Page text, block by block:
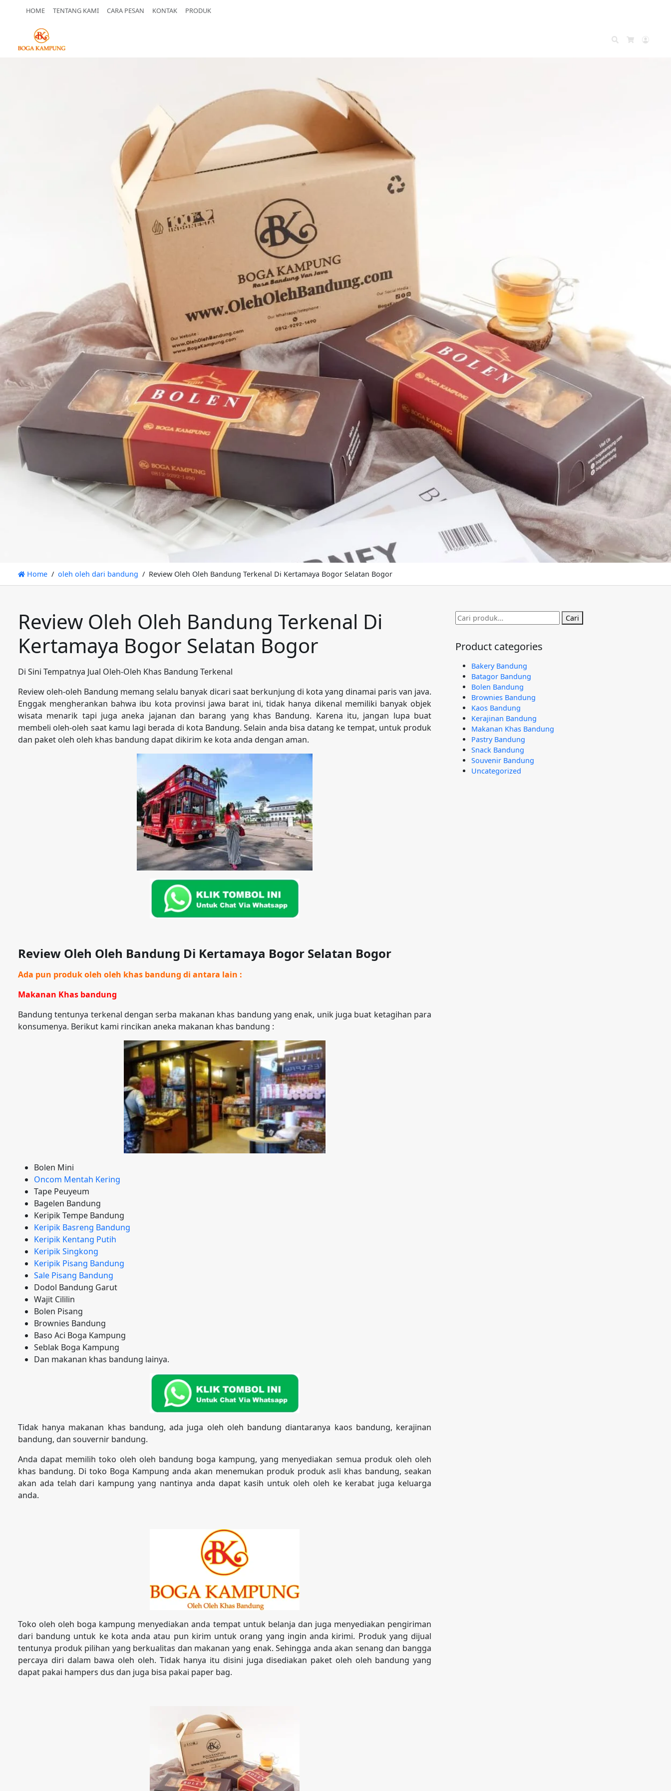
HOME TENTANG KAMI CARA PESAN KONTAK PRODUK
Search
Home oleh oleh dari bandung Review Oleh Oleh Bandung Terkenal Di Kertamaya Bogor Selatan Bogor
Review Oleh Oleh Bandung Terkenal Di
Kertamaya Bogor Selatan Bogor
Di Sini Tempatnya Jual Oleh-Oleh Khas Bandung Terkenal
Review oleh-oleh Bandung memang selalu banyak dicari saat berkunjung di kota yang dinamai paris van java.
Enggak mengherankan bahwa ibu kota provinsi jawa barat ini, tidak hanya dikenal memiliki banyak objek
wisata menarik tapi juga aneka jajanan dan barang yang khas Bandung. Karena itu, jangan lupa buat
membeli oleh-oleh saat kamu lagi berada di kota Bandung. Selain anda bisa datang ke tempat, untuk produk
dan paket oleh oleh khas bandung dapat dikirim ke kota anda dengan aman.
Review Oleh Oleh Bandung Di Kertamaya Bogor Selatan Bogor
Ada pun produk oleh oleh khas bandung di antara lain :
Makanan Khas bandung
Bandung tentunya terkenal dengan serba makanan khas bandung yang enak, unik juga buat ketagihan para
konsumenya. Berikut kami rincikan aneka makanan khas bandung :
Bolen Mini
Oncom Mentah Kering
Tape Peuyeum
Bagelen Bandung
Keripik Tempe Bandung
Keripik Basreng Bandung
Keripik Kentang Putih
Keripik Singkong
Keripik Pisang Bandung
Sale Pisang Bandung
Dodol Bandung Garut
Wajit Cililin
Bolen Pisang
Brownies Bandung
Baso Aci Boga Kampung
Seblak Boga Kampung
Dan makanan khas bandung lainya.
Tidak hanya makanan khas bandung, ada juga oleh oleh bandung diantaranya kaos bandung, kerajinan
bandung, dan souvernir bandung.
Anda dapat memilih toko oleh oleh bandung boga kampung, yang menyediakan semua produk oleh oleh
khas bandung. Di toko Boga Kampung anda akan menemukan produk produk asli khas bandung, seakan
akan ada telah dari kampung yang nantinya anda dapat kasih untuk oleh oleh ke kerabat juga keluarga
anda.
Toko oleh oleh boga kampung menyediakan anda tempat untuk belanja dan juga menyediakan pengiriman
dari bandung untuk ke kota anda atau pun kirim untuk orang yang ingin anda kirimi. Produk yang dijual
tentunya produk pilihan yang berkualitas dan makanan yang enak. Sehingga anda akan senang dan bangga
percaya diri dalam bawa oleh oleh. Tidak hanya itu disini juga disediakan paket oleh oleh bandung yang
dapat pakai hampers dus dan juga bisa pakai paper bag.
Pencarian
untuk:
Cari
Product categories
Bakery Bandung
Batagor Bandung
Bolen Bandung
Brownies Bandung
Kaos Bandung
Kerajinan Bandung
Makanan Khas Bandung
Pastry Bandung
Snack Bandung
Souvenir Bandung
Uncategorized